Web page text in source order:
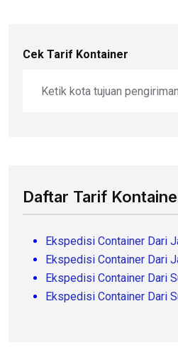
Cek Tarif Kontainer
Daftar Tarif
Ekspedisi Container Dari
Ekspedisi Container Dari
Ekspedisi Container Dari
Ekspedisi Container Dari